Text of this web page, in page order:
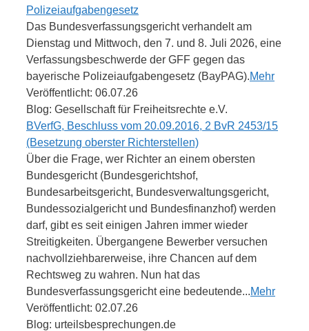
Polizeiaufgabengesetz
Das Bundesverfassungsgericht verhandelt am
Dienstag und Mittwoch, den 7. und 8. Juli 2026, eine
Verfassungsbeschwerde der GFF gegen das
bayerische Polizeiaufgabengesetz (BayPAG).Mehr
Veröffentlicht: 06.07.26
Blog: Gesellschaft für Freiheitsrechte e.V.
BVerfG, Beschluss vom 20.09.2016, 2 BvR 2453/15
(Besetzung oberster Richterstellen)
Über die Frage, wer Richter an einem obersten
Bundesgericht (Bundesgerichtshof,
Bundesarbeitsgericht, Bundesverwaltungsgericht,
Bundessozialgericht und Bundesfinanzhof) werden
darf, gibt es seit einigen Jahren immer wieder
Streitigkeiten. Übergangene Bewerber versuchen
nachvollziehbarerweise, ihre Chancen auf dem
Rechtsweg zu wahren. Nun hat das
Bundesverfassungsgericht eine bedeutende...Mehr
Veröffentlicht: 02.07.26
Blog: urteilsbesprechungen.de